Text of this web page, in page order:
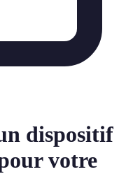
dispositif
votre